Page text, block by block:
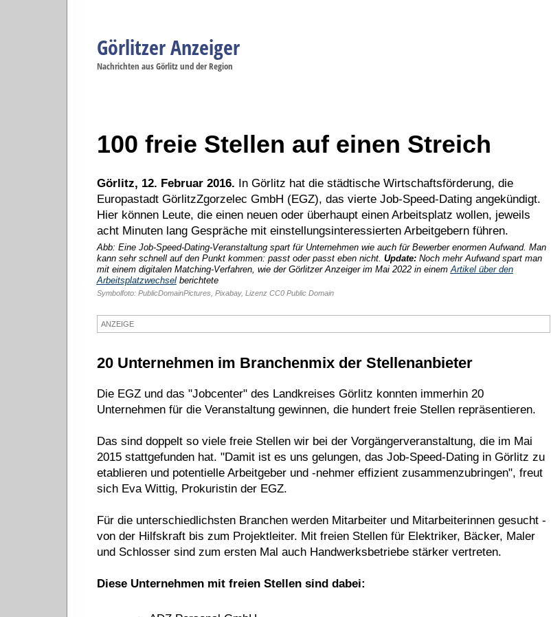
Görlitzer Anzeiger
Nachrichten aus Görlitz und der Region
100 freie Stellen auf einen Streich
Görlitz, 12. Februar 2016. In Görlitz hat die städtische Wirtschaftsförderung, die
Europastadt GörlitzZgorzelec GmbH (EGZ), das vierte Job-Speed-Dating angekündigt.
Hier können Leute, die einen neuen oder überhaupt einen Arbeitsplatz wollen, jeweils
acht Minuten lang Gespräche mit einstellungsinteressierten Arbeitgebern führen.
Abb: Eine Job-Speed-Dating-Veranstaltung spart für Unternehmen wie auch für Bewerber enormen Aufwand. Man
kann sehr schnell auf den Punkt kommen: passt oder passt eben nicht. Update:Noch mehr Aufwand spart man
mit einem digitalen Matching-Verfahren, wie der Görlitzer Anzeiger im Mai 2022 in einemArtikel über den
Arbeitsplatzwechselberichtete
Symbolfoto: PublicDomainPictures, Pixabay, Lizenz CC0 Public Domain
ANZEIGE
20 Unternehmen im Branchenmix der Stellenanbieter
Die EGZ und das "Jobcenter" des Landkreises Görlitz konnten immerhin 20
Unternehmen für die Veranstaltung gewinnen, die hundert freie Stellen repräsentieren.
Das sind doppelt so viele freie Stellen wir bei der Vorgängerveranstaltung, die im Mai
2015 stattgefunden hat. "Damit ist es uns gelungen, das Job-Speed-Dating in Görlitz zu
etablieren und potentielle Arbeitgeber und -nehmer effizient zusammenzubringen", freut
sich Eva Wittig, Prokuristin der EGZ.
Für die unterschiedlichsten Branchen werden Mitarbeiter und Mitarbeiterinnen gesucht -
von der Hilfskraft bis zum Projektleiter. Mit freien Stellen für Elektriker, Bäcker, Maler
und Schlosser sind zum ersten Mal auch Handwerksbetriebe stärker vertreten.
Diese Unternehmen mit freien Stellen sind dabei: